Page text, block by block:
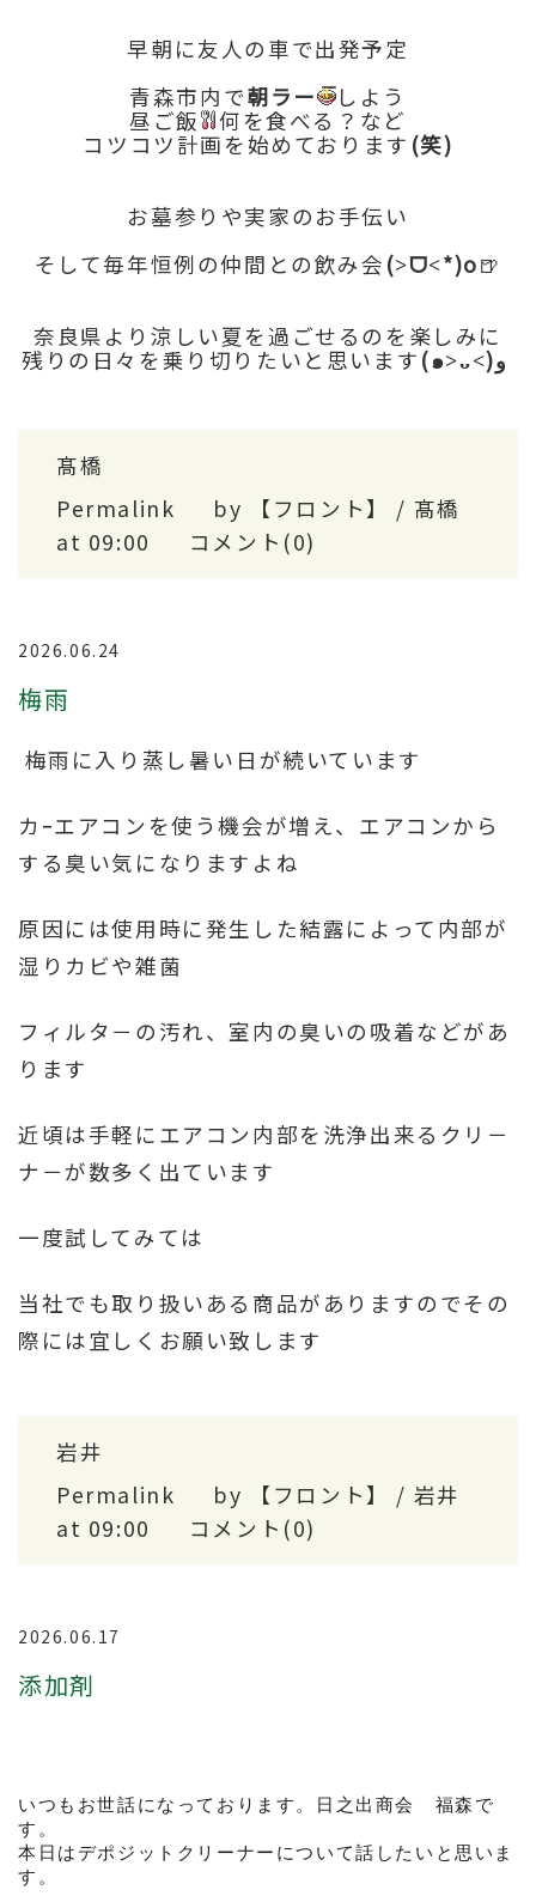
早朝に友人の車で出発予定
青森市内で朝ラー
しよう
昼ご飯
何を食べる？など
コツコツ計画を始めております (笑)
お墓参りや実家のお手伝い
そして毎年恒例の仲間との飲み会 (˃ᗜ˂*)o🍺
奈良県より涼しい夏を過ごせるのを楽しみに
残りの日々を乗り切りたいと思います
髙橋
Permalink
by 【フロント】 / 髙橋
at 09:00
コメント(0)
2026.06.24
梅雨
梅雨に入り蒸し暑い日が続いています
カｰエアコンを使う機会が増え、エアコンから
する臭い気になりますよね
原因には使用時に発生した結露によって内部が
湿りカビや雑菌
フィルタ－の汚れ、室内の臭いの吸着などがあ
ります
近頃は手軽にエアコン内部を洗浄出来るクリ－
ナ－が数多く出ています
一度試してみては
当社でも取り扱いある商品がありますのでその
際には宜しくお願い致します
岩井
Permalink
by 【フロント】 / 岩井
at 09:00
コメント(0)
2026.06.17
添加剤
いつもお世話になっております。日之出商会　福森で
す。
本日はデポジットクリーナーについて話したいと思いま
す。